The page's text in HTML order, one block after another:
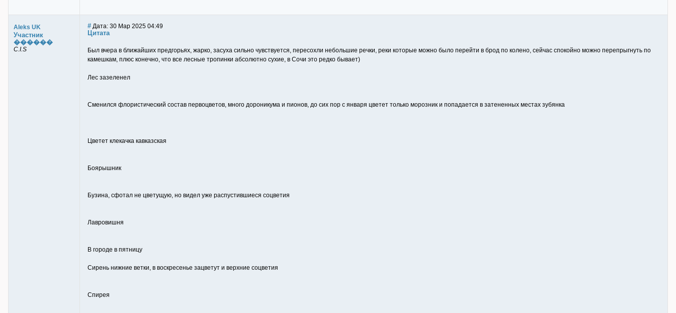
Aleks UK
Участник
������
C.I.S
# Дата: 30 Мар 2025 04:49
Цитата
Был вчера в ближайших предгорьях, жарко, засуха сильно чувствуется, пересохли небольшие речки, реки которые можно было перейти в брод по колено, сейчас спокойно можно перепрыгнуть по
камешкам, плюс конечно, что все лесные тропинки абсолютно сухие, в Сочи это редко бывает)
Лес зазеленел
Сменился флористический состав первоцветов, много дороникума и пионов, до сих пор с января цветет только морозник и попадается в затененных местах зубянка
Цветет клекачка кавказская
Боярышник
Бузина, сфотал не цветущую, но видел уже распустившиеся соцветия
Лавровишня
В городе в пятницу
Сирень нижние ветки, в воскресенье зацветут и верхние соцветия
Спирея